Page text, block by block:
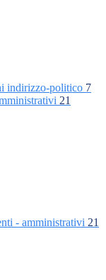
indirizzo-politico 7
21
- amministrativi 21